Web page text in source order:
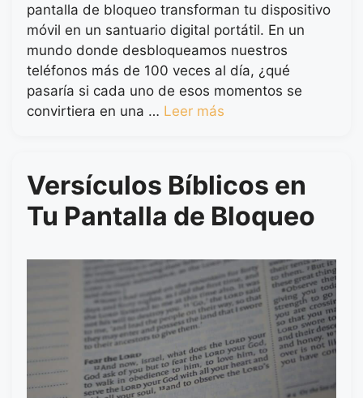
pantalla de bloqueo transforman tu dispositivo
móvil en un santuario digital portátil. En un
mundo donde desbloqueamos nuestros
teléfonos más de 100 veces al día, ¿qué
pasaría si cada uno de esos momentos se
convirtiera en una … Leer más
Versículos Bíblicos en
Tu Pantalla de Bloqueo